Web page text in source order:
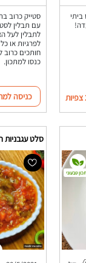
סטייק כרוב
עם תבלין
לתבלין לעל
לפרגיות או
חותכים כרוב
כנסו למתכון.
כניסה
טבעוני
סלט